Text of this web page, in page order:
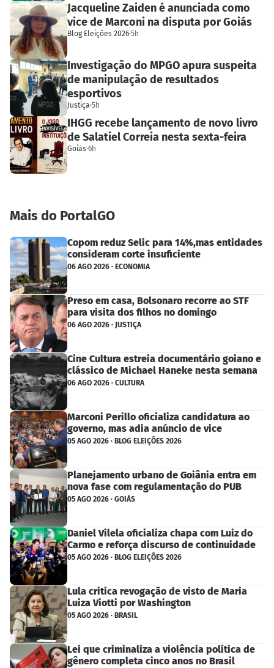
Jacqueline Zaiden é anunciada como
vice de Marconi na disputa por Goiás
Blog Eleições 2026·5h
Investigação do MPGO apura suspeita
de manipulação de resultados
esportivos
Justiça·5h
IHGG recebe lançamento de novo livro
de Salatiel Correia nesta sexta-feira
Goiás·6h
Mais do PortalGO
Copom reduz Selic para 14%,mas entidades
consideram corte insuficiente
06 AGO 2026 · ECONOMIA
Preso em casa, Bolsonaro recorre ao STF
para visita dos filhos no domingo
06 AGO 2026 · JUSTIÇA
Cine Cultura estreia documentário goiano e
clássico de Michael Haneke nesta semana
06 AGO 2026 · CULTURA
Marconi Perillo oficializa candidatura ao
governo, mas adia anúncio de vice
05 AGO 2026 · BLOG ELEIÇÕES 2026
Planejamento urbano de Goiânia entra em
nova fase com regulamentação do PUB
05 AGO 2026 · GOIÁS
Daniel Vilela oficializa chapa com Luiz do
Carmo e reforça discurso de continuidade
05 AGO 2026 · BLOG ELEIÇÕES 2026
Lula critica revogação de visto de Maria
Luiza Viotti por Washington
05 AGO 2026 · BRASIL
Lei que criminaliza a violência política de
gênero completa cinco anos no Brasil